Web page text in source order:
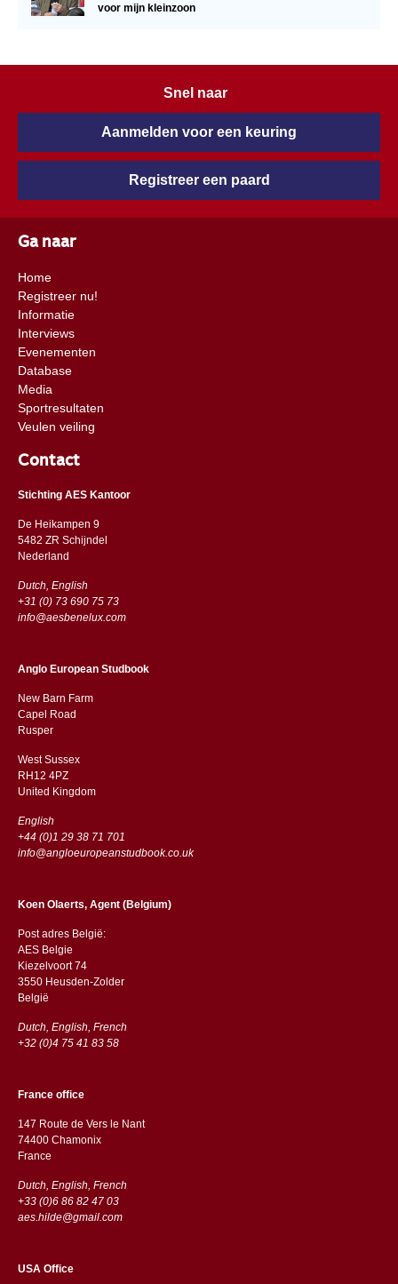
voor mijn kleinzoon
Snel naar
Aanmelden voor een keuring
Registreer een paard
Ga naar
Home
Registreer nu!
Informatie
Interviews
Evenementen
Database
Media
Sportresultaten
Veulen veiling
Contact
Stichting AES Kantoor
De Heikampen 9
5482 ZR Schijndel
​​Nederland
Dutch, English
+31 (0) 73 690 75 73
info@aesbenelux.com
Anglo European Studbook
New Barn Farm
Capel Road
​​Rusper
West Sussex
RH12 4PZ
​​United Kingdom
English
+44 (0)1 29 38 71 701
info@angloeuropeanstudbook.co.uk
Koen Olaerts, Agent (Belgium)
Post adres België:
AES Belgie
Kiezelvoort 74
3550 Heusden-Zolder
België
Dutch, English, French
+32 (0)4 75 41 83 58
France office
147 Route de Vers le Nant
74400 Chamonix
France
Dutch, English, French
+33 (0)6 86 82 47 03
aes.hilde@gmail.com
USA Office